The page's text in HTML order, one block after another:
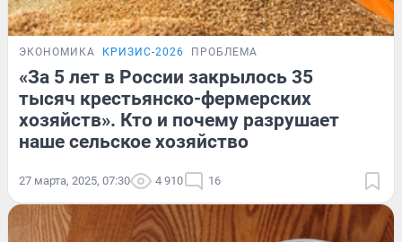
ЭКОНОМИКА КРИЗИС-2026 ПРОБЛЕМА
«За 5 лет в России закрылось 35
тысяч крестьянско-фермерских
хозяйств». Кто и почему разрушает
наше сельское хозяйство
27 марта, 2025, 07:30 4 910 16